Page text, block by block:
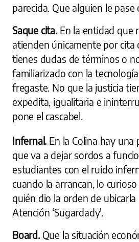
parecida. Que alguien le
Saque cita. En la entidad que
atienden únicamente por cita
tienes dudas de términos o
familiarizado con la
fregaste. No que la justicia
expedita, igualitaria e
pone el cascabel.
Infernal. En la Colina hay una
que va a dejar sordos a
estudiantes con el ruido
cuando la arrancan, lo
quién dio la orden de ubicarla
Atención ‘Sugardady'.
Board. Que la situación